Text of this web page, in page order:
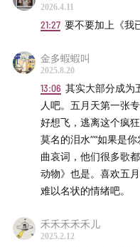
2026.4.11
21:27 要不要加上《我
金多蝦蝦叫
2025.8.20
13:06 其实大部分成为
人吧。五月天第一张
好想飞，逃离这个疯
莫名的泪水”“如果是
曲哀词，他们很多歌
动物》也是。喜欢五
难以名状的情绪吧。
禾禾禾禾禾儿
2025.2.12